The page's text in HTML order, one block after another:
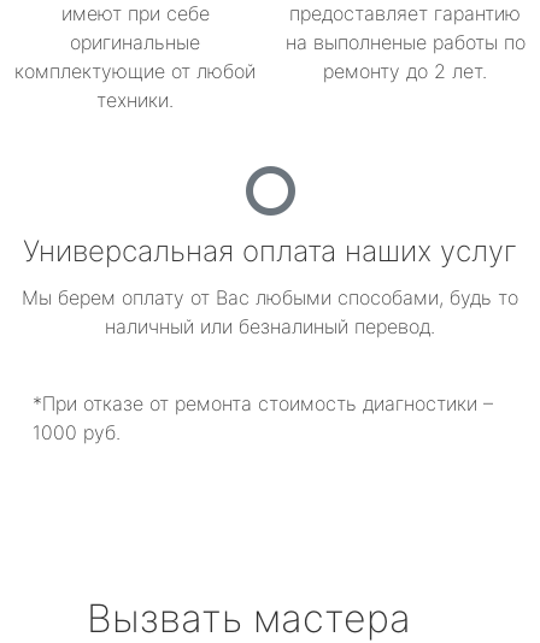
имеют при себе
оригинальные
комплектующие от любой
техники.
предоставляет гарантию
на выполненые работы по
ремонту до 2 лет.
Универсальная оплата наших услуг
Мы берем оплату от Вас любыми способами, будь то
наличный или безналиный перевод.
*При отказе от ремонта стоимость диагностики –
1000 руб.
Вызвать мастера